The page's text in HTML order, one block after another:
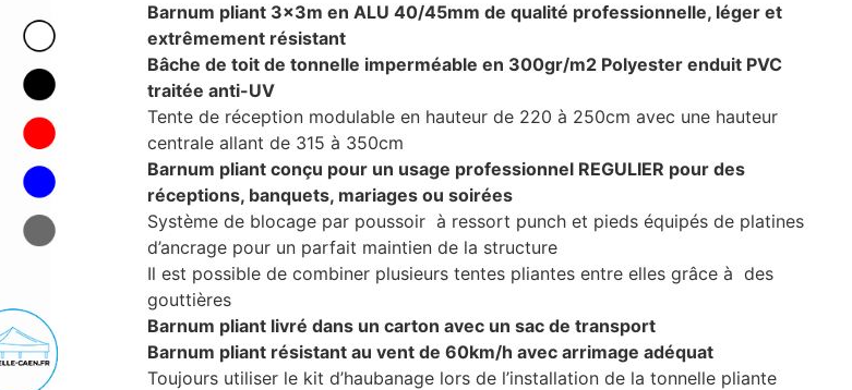
Barnum pliant 3x3m en ALU 40/45mm de qualité professionnelle, léger et
extrêmement résistant
Bâche de toit de tonnelle imperméable en 300gr/m2 Polyester enduit PVC
traitée anti-UV
Tente de réception modulable en hauteur de 220 à 250cm avec une hauteur
centrale allant de 315 à 350cm
Barnum pliant conçu pour un usage professionnel REGULIER pour des
réceptions, banquets, mariages ou soirées
Système de blocage par poussoir à ressort punch et pieds équipés de platines
d’ancrage pour un parfait maintien de la structure
Il est possible de combiner plusieurs tentes pliantes entre elles grâce à des
gouttières
Barnum pliant livré dans un carton avec un sac de transport
Barnum pliant résistant au vent de 60km/h avec arrimage adéquat
Toujours utiliser le kit d’haubanage lors de l’installation de la tonnelle pliante